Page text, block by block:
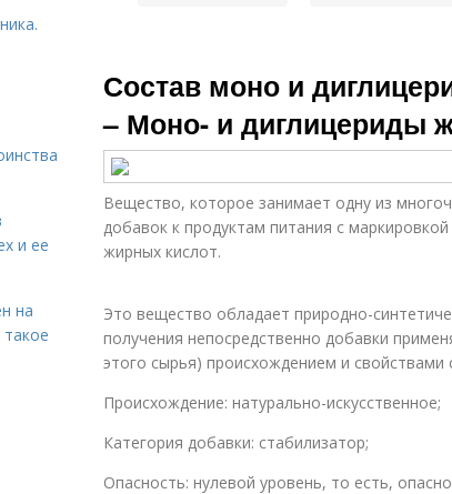
Состав моно и
– Моно- и диглицериды
Вещество, которое занимает одну из
добавок к продуктам питания с
жирных кислот.
Это вещество обладает природно-
получения непосредственно добавки
этого сырья) происхождением и свойствами
Происхождение: натурально-искусственное;
Категория добавки: стабилизатор;
Опасность: нулевой уровень, то есть,
и ее
на